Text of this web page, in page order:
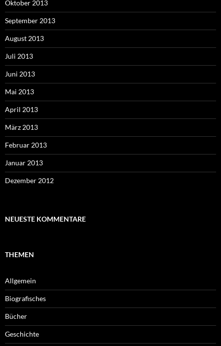
Oktober 2013
September 2013
August 2013
Juli 2013
Juni 2013
Mai 2013
April 2013
März 2013
Februar 2013
Januar 2013
Dezember 2012
NEUESTE KOMMENTARE
THEMEN
Allgemein
Biografisches
Bücher
Geschichte